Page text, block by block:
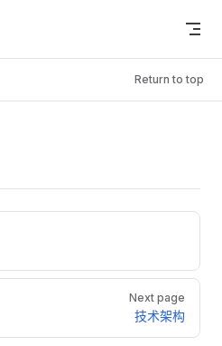
Return to top
Next page
技术架构